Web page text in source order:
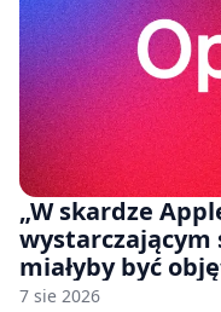
„W skardze
miałyby być
handlowej”.
7 sie 2026